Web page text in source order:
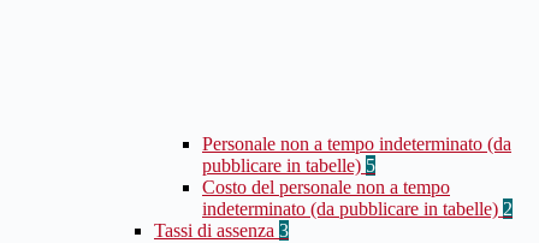
Personale non a tempo indeterminato (da
pubblicare in tabelle) 5
Costo del personale non a tempo
indeterminato (da pubblicare in tabelle) 2
Tassi di assenza 3